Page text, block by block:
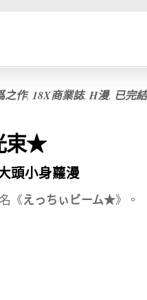
之作, 18X商業誌, H漫, 已完結
束★
頭小身蘿漫
《えっちぃビーム★》。